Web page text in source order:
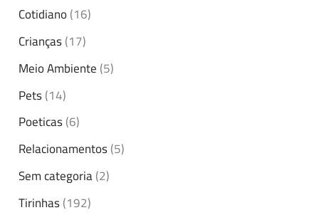
Cotidiano(16)
Crianças(17)
Meio Ambiente(5)
Pets(14)
Poeticas(6)
Relacionamentos(5)
Sem categoria(2)
Tirinhas(192)